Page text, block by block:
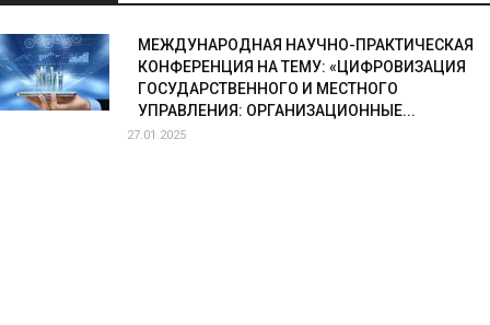
МЕЖДУНАРОДНАЯ НАУЧНО-ПРАКТИЧЕСКАЯ
КОНФЕРЕНЦИЯ НА ТЕМУ: «ЦИФРОВИЗАЦИЯ
ГОСУДАРСТВЕННОГО И МЕСТНОГО
УПРАВЛЕНИЯ: ОРГАНИЗАЦИОННЫЕ...
27.01.2025